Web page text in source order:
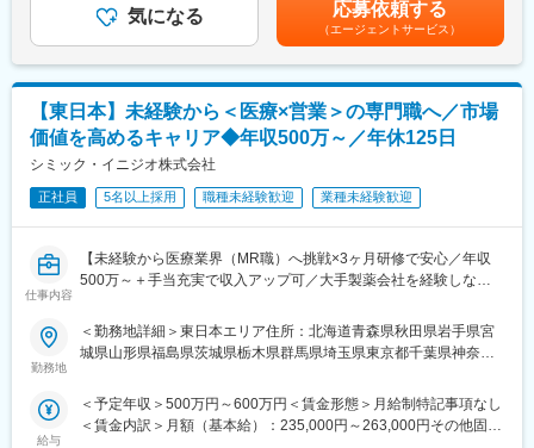
も可能です。また、クライアント・社内評価に基いた明確な評価
制度により、キャリアや年収アップに向けた目標を定めやすい環
少しでも医療業界でキャリア形成したい！というお気持ちのある
方は是非ご応募ください！
変更の範囲：会社の定める業務
■夜勤なし！日勤・土日祝休みで働き方改善・ワークライフバラン
スの両立が叶う！
■明確な評価制度あり！自身の成果や頑張りが客観的に評価され、
年収に反映されます。また、在籍年数が増えると永年勤続報奨金
や四半期一時金などの手当もアップします。つまり、やりがいや
努力がきちんと報われる報酬制度になっています。
《丁寧な研修・支援体制で成長を応援！》
入社後は2カ月間の研修制度がありますので、未経験の方も安心し
てご応募ください！同期社員と一緒に集中的に研修を行い、その
また、配属後も一人ひとりの知識とスキルレベルを上げるために
様々な研修をご用意しています。
《あなたの想いを実現する豊富なキャリアプランとサポート体
制！》
社部門（マネージャー、研修部門など）へのキャリアチェンジ」
など幅広いキャリアプランがあります。また、弊社のマネージャ
支給条件有。他、永続勤務報奨金（3年勤務5万円支給、5年勤務
10万円…）ございます。賃金はあくまでも目安の金額であり、選
考を通じて上下する可能性があります。月給(月額)は固定手当を含
めた表記です。
気になる 応募依頼する
（エージェントサービス）
【東日本】未経験から＜医療×営業＞の専門職へ／市場
価値を高めるキャリア◆年収500万～／年休125日
シミック・イニジオ株式会社
正社員 5名以上採用 職種未経験歓迎 業種未経験歓迎
仕事内容
【未経験から医療業界（MR職）へ挑戦×3ヶ月研修で安心／年収
500万～＋手当充実で収入アップ可／大手製薬会社を経験しなが
＜入社月について＞
入社月が決まっているため同期も多く安心してスタート可能
勤務地
＜勤務地詳細＞東日本エリア住所：北海道青森県秋田県岩手県宮
城県山形県福島県茨城県栃木県群馬県埼玉県東京都千葉県神奈川
全面禁煙変更の範囲：会社の定める事業所
給与
＜予定年収＞500万円～600万円＜賃金形態＞月給制特記事項なし
＜賃金内訳＞月額（基本給）：235,000円～263,000円その他固定